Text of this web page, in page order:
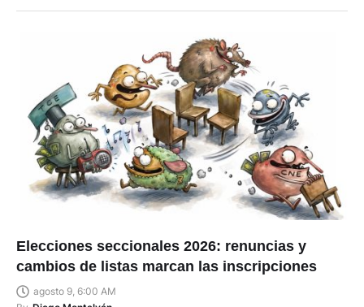
Elecciones seccionales 2026: renuncias y
cambios de listas marcan las inscripciones
agosto 9, 6:00 AM